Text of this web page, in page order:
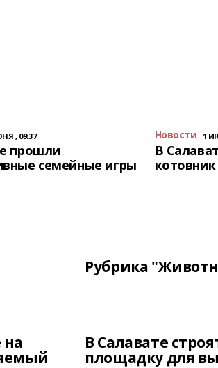
, 09:37
прошли
семейные игры
Новости 1
В
котовник
Рубрика
на В Салавате
площадку для